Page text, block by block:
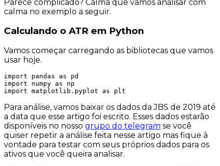
Parece complicado? Calma que vamos análisar com
calma no exemplo a seguir.
Calculando o ATR em Python
Vamos começar carregando as bibliotecas que vamos
usar hoje.
import pandas as pd
import numpy as np
import matplotlib.pyplot as plt
Para análise, vamos baixar os dados da JBS de 2019 até
a data que esse artigo foi escrito. Esses dados estarão
disponíveis no nosso grupo do telegram se você
quiser repetir a análise feita nesse artigo mas fique à
vontade para testar com seus próprios dados para os
ativos que você queira analisar.